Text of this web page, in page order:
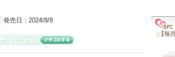
シートマスク・パック（2）
アイテムカテゴリをもっとみる (14)
発売日： 2024/8/8
【毎